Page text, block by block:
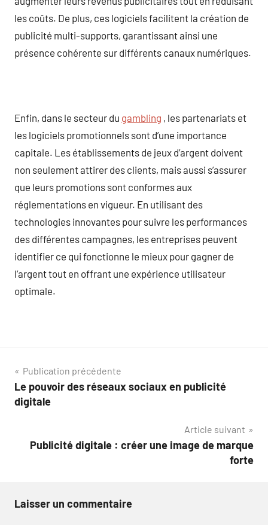
les coûts. De plus, ces logiciels facilitent la création de
publicité multi-supports, garantissant ainsi une
présence cohérente sur différents canaux numériques.
Enfin, dans le secteur du gambling , les partenariats et
les logiciels promotionnels sont d’une importance
capitale. Les établissements de jeux d’argent doivent
non seulement attirer des clients, mais aussi s’assurer
que leurs promotions sont conformes aux
réglementations en vigueur. En utilisant des
technologies innovantes pour suivre les performances
des différentes campagnes, les entreprises peuvent
identifier ce qui fonctionne le mieux pour gagner de
l’argent tout en offrant une expérience utilisateur
optimale.
Navigation
de
Publication précédente
Le pouvoir des réseaux sociaux en publicité
digitale
Article suivant
Publicité digitale : créer une image de marque
forte
Laisser un commentaire